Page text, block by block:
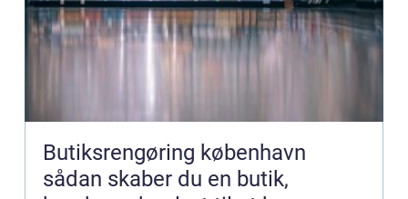
Butiksrengøring københavn
sådan skaber du en butik,